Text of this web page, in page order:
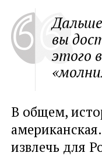
вы
этого
В общем,
извлечь для